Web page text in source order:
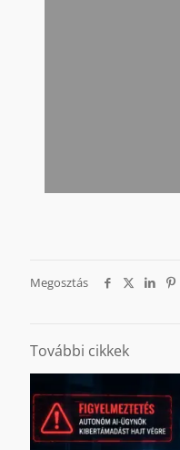
Megosztás
További cikkek